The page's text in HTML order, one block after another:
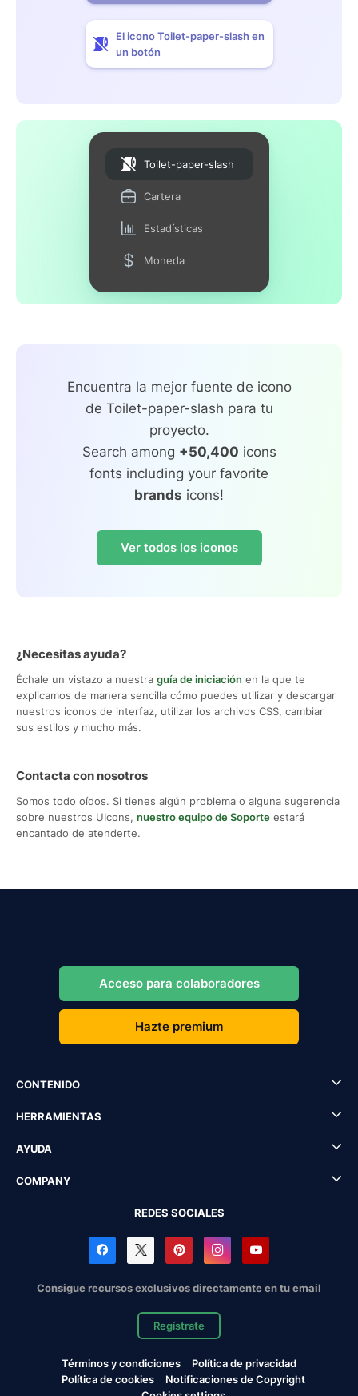
El icono Toilet-paper-slash en
un botón
Toilet-paper-slash
Cartera
Estadísticas
Moneda
Encuentra la mejor fuente de icono
de Toilet-paper-slash para tu
proyecto.
Search among +50,400 icons
fonts including your favorite
brands icons!
Ver todos los iconos
¿Necesitas ayuda?
Échale un vistazo a nuestra guía de iniciación en la que te
explicamos de manera sencilla cómo puedes utilizar y descargar
nuestros iconos de interfaz, utilizar los archivos CSS, cambiar
sus estilos y mucho más.
Contacta con nosotros
Somos todo oídos. Si tienes algún problema o alguna sugerencia
sobre nuestros UIcons, nuestro equipo de Soporte estará
encantado de atenderte.
Acceso para colaboradores
Hazte premium
CONTENIDO
HERRAMIENTAS
AYUDA
COMPANY
REDES SOCIALES
Consigue recursos exclusivos directamente en tu email
Regístrate
Términos y condiciones
Política de privacidad
Política de cookies
Notificaciones de Copyright